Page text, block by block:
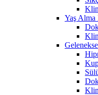
Yaş